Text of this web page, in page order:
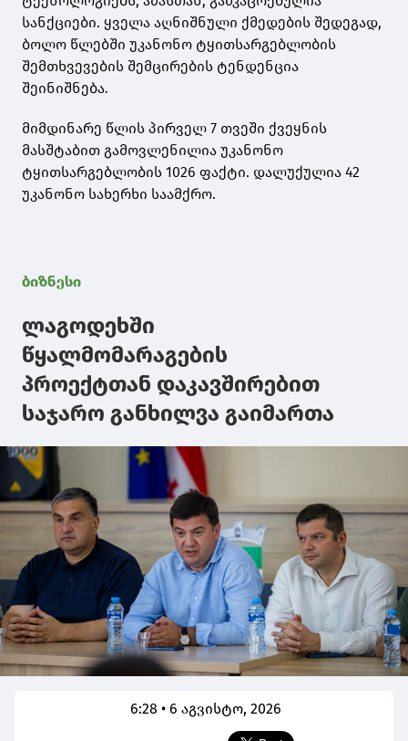
სანქციები. ყველა აღნიშნული ქმედების შედეგად,
ბოლო წლებში უკანონო ტყითსარგებლობის
შემთხვევების შემცირების ტენდენცია
შეინიშნება.
მიმდინარე წლის პირველ 7 თვეში ქვეყნის
მასშტაბით გამოვლენილია უკანონო
ტყითსარგებლობის 1026 ფაქტი. დალუქულია 42
უკანონო სახერხი საამქრო.
ბიზნესი
ლაგოდეხში
წყალმომარაგების
პროექტთან დაკავშირებით
საჯარო განხილვა გაიმართა
6:28 • 6 აგვისტო, 2026